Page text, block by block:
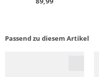
Passend zu diesem Artikel